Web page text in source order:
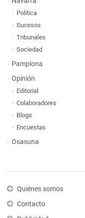
Política
Sucesos
Tribunales
Sociedad
Pamplona
Opinión
Editorial
Colaboradores
Blogs
Encuestas
Osasuna
Quiénes somos
Contacto